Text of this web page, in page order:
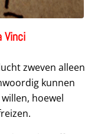
Vinci
zweven alleen
kunnen
hoewel